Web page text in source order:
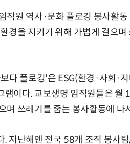
직원 역사·문화 플로깅 봉사활
경을 지키기 위해 가볍게 걸으
다 플로깅'은 ESG(환경·사회·
램이다. 교보생명 임직원들은 월
며 쓰레기를 줍는 봉사활동에 나
. 지난해엔 전국 58개 조직 봉사